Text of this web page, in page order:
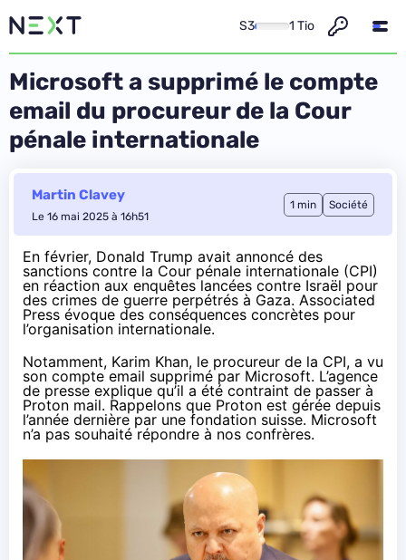
S3 1 Tio
Microsoft a supprimé le compte
email du procureur de la Cour
pénale internationale
Martin Clavey
Le 16 mai 2025 à 16h51
1 min Société
En février, Donald Trump avait annoncé des
sanctions contre la Cour pénale internationale (CPI)
en réaction aux enquêtes lancées contre Israël pour
des crimes de guerre perpétrés à Gaza. Associated
Press évoque des conséquences concrètes pour
l’organisation internationale.
Notamment, Karim Khan, le procureur de la CPI, a vu
son compte email supprimé par Microsoft. L’agence
de presse explique qu’il a été contraint de passer à
Proton mail. Rappelons que Proton est gérée depuis
l’année dernière par une fondation suisse. Microsoft
n’a pas souhaité répondre à nos confrères.